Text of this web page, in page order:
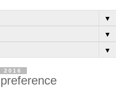
▼
▼
▼
2016